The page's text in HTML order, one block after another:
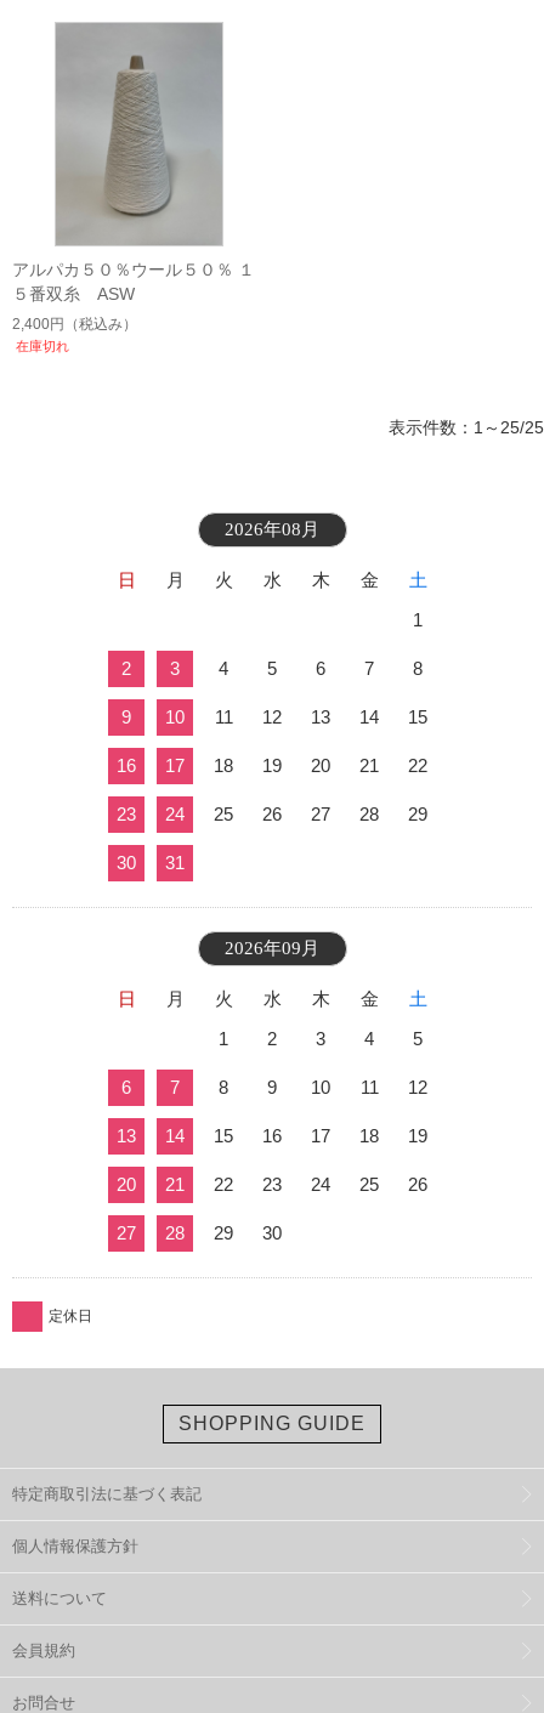
アルパカ５０％ウール５０％ １
５番双糸 ASW
2,400円 （税込み）
在庫切れ
表示件数：1～25/25
2026年08月
日 月 火 水 木 金
土
1
2 3 4 5 6 7 8
9 10 11 12 13 14 15
16 17 18 19 20 21 22
23 24 25 26 27 28 29
30 31
2026年09月
日 月 火 水 木 金
土
1
2 3 4 5
6 7 8 9 10 11 12
13 14 15 16 17 18 19
20 21 22 23 24 25 26
27 28 29 30
定休日
SHOPPING GUIDE
特定商取引法に基づく表記
個人情報保護方針
送料について
会員規約
お問合せ